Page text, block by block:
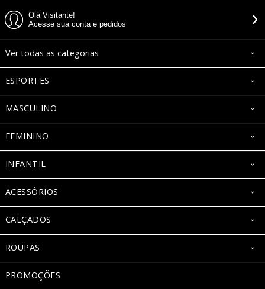
Olá Visitante!
Acesse sua conta e pedidos
Ver todas as categorias
ESPORTES
MASCULINO
FEMININO
INFANTIL
ACESSÓRIOS
CALÇADOS
ROUPAS
PROMOÇÕES